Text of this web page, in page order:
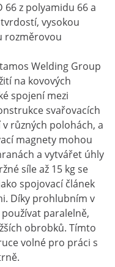
66 z polyamidu 66 a
vysokou
rozměrovou
Welding Group
na kovových
spojení mezi
svařovacích
různých polohách, a
magnety mohou
a vytvářet úhly
síle až 15 kg se
spojovací článek
Díky prohlubním v
paralelně,
obrobků. Tímto
volné pro práci s